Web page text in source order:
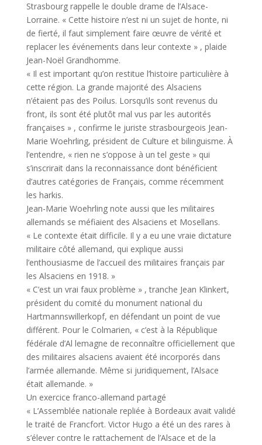
Strasbourg rappelle le double drame de l’Alsace-
Lorraine. « Cette histoire n’est ni un sujet de honte, ni
de fierté, il faut simplement faire œuvre de vérité et
replacer les événements dans leur contexte » , plaide
Jean-Noël Grandhomme.
« Il est important qu’on restitue l’histoire particulière à
cette région. La grande majorité des Alsaciens
n’étaient pas des Poilus. Lorsqu’ils sont revenus du
front, ils sont été plutôt mal vus par les autorités
françaises » , confirme le juriste strasbourgeois Jean-
Marie Woehrling, président de Culture et bilinguisme. À
l’entendre, « rien ne s’oppose à un tel geste » qui
s’inscrirait dans la reconnaissance dont bénéficient
d’autres catégories de Français, comme récemment
les harkis.
Jean-Marie Woehrling note aussi que les militaires
allemands se méfiaient des Alsaciens et Mosellans.
« Le contexte était difficile. Il y a eu une vraie dictature
militaire côté allemand, qui explique aussi
l’enthousiasme de l’accueil des militaires français par
les Alsaciens en 1918. »
« C’est un vrai faux problème » , tranche Jean Klinkert,
président du comité du monument national du
Hartmannswillerkopf, en défendant un point de vue
différent. Pour le Colmarien, « c’est à la République
fédérale d’Al lemagne de reconnaître officiellement que
des militaires alsaciens avaient été incorporés dans
l’armée allemande. Même si juridiquement, l’Alsace
était allemande. »
Un exercice franco-allemand partagé
« L’Assemblée nationale repliée à Bordeaux avait validé
le traité de Francfort. Victor Hugo a été un des rares à
s’élever contre le rattachement de l’Alsace et de la